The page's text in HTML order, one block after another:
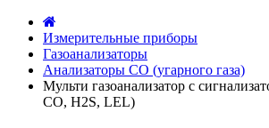
Измерительные приборы
Газоанализаторы
Анализаторы CO (угарного газа)
Мульти газоанализатор с
СО, H2S, LEL)